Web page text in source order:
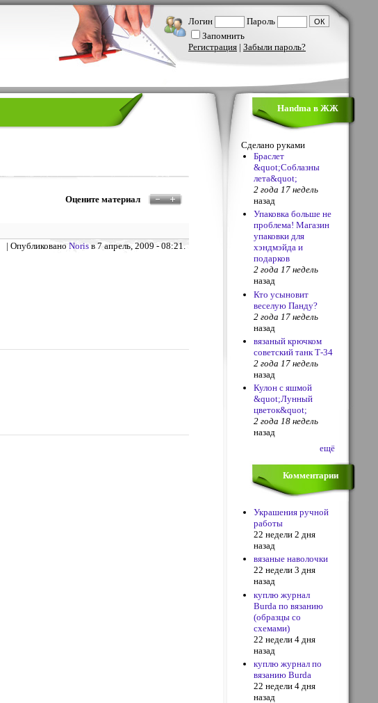
Логин
Пароль
Запомнить
Регистрация | Забыли пароль?
Оцените материал
| Опубликовано Noris в 7 апрель, 2009 - 08:21.
Handma в ЖЖ
Сделано руками
Браслет
&quot;Соблазны
лета&quot;
2 года 17 недель
назад
Упаковка больше не
проблема! Магазин
упаковки для
хэндмэйда и
подарков
2 года 17 недель
назад
Кто усыновит
веселую Панду?
2 года 17 недель
назад
вязаный крючком
советский танк Т-34
2 года 17 недель
назад
Кулон с яшмой
&quot;Лунный
цветок&quot;
2 года 18 недель
назад
ещё
Комментарии
Украшения ручной
работы
22 недели 2 дня
назад
вязаные наволочки
22 недели 3 дня
назад
куплю журнал
Burda по вязанию
(образцы со
схемами)
22 недели 4 дня
назад
куплю журнал по
вязанию Burda
22 недели 4 дня
назад